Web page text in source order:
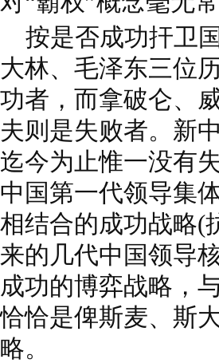
按是否成功扞卫
大林、毛泽东三位
功者，而拿破仑、
夫则是失败者。新
迄今为止惟一没有
中国第一代领导集
相结合的成功战略(
来的几代中国领导
成功的博弈战略，
恰恰是俾斯麦、斯
略。